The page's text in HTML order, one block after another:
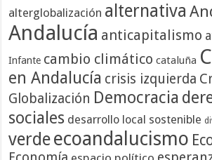
alterglobalización alternativa
Andalucía anticapitalismo
Infante cambio climático cataluña
en Andalucía crisis izquierda
Globalización Democracia
sociales desarrollo local sostenible
verdeecoandalucismo